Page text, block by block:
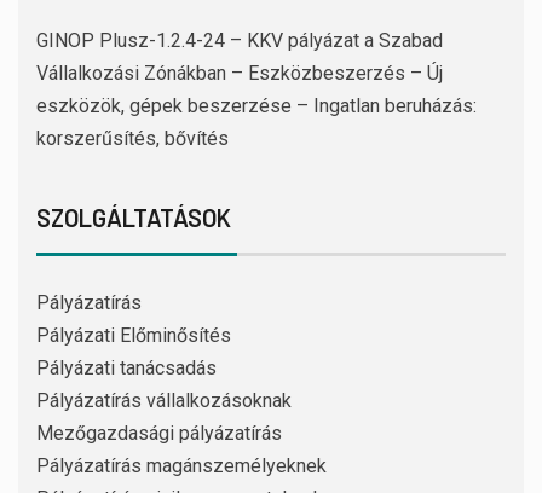
GINOP Plusz-1.2.4-24 – KKV pályázat a Szabad
Vállalkozási Zónákban – Eszközbeszerzés – Új
eszközök, gépek beszerzése – Ingatlan beruházás:
korszerűsítés, bővítés
SZOLGÁLTATÁSOK
Pályázatírás
Pályázati Előminősítés
Pályázati tanácsadás
Pályázatírás vállalkozásoknak
Mezőgazdasági pályázatírás
Pályázatírás magánszemélyeknek